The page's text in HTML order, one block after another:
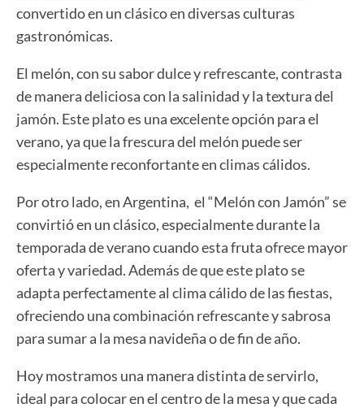
convertido en un clásico en diversas culturas
gastronómicas.
El melón, con su sabor dulce y refrescante, contrasta
de manera deliciosa con la salinidad y la textura del
jamón. Este plato es una excelente opción para el
verano, ya que la frescura del melón puede ser
especialmente reconfortante en climas cálidos.
Por otro lado, en Argentina, el “Melón con Jamón” se
convirtió en un clásico, especialmente durante la
temporada de verano cuando esta fruta ofrece mayor
oferta y variedad. Además de que este plato se
adapta perfectamente al clima cálido de las fiestas,
ofreciendo una combinación refrescante y sabrosa
para sumar a la mesa navideña o de fin de año.
Hoy mostramos una manera distinta de servirlo,
ideal para colocar en el centro de la mesa y que cada